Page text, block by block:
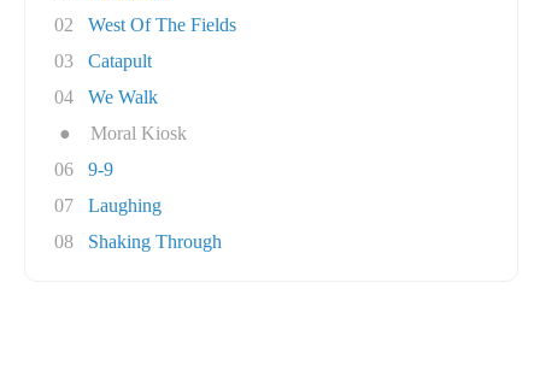
02
West Of The Fields
03
Catapult
04
We Walk
●
Moral Kiosk
06
9-9
07
Laughing
08
Shaking Through